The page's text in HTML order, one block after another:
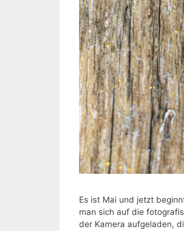
Es ist Mai und jetzt
man sich auf die
der Kamera aufgeladen,